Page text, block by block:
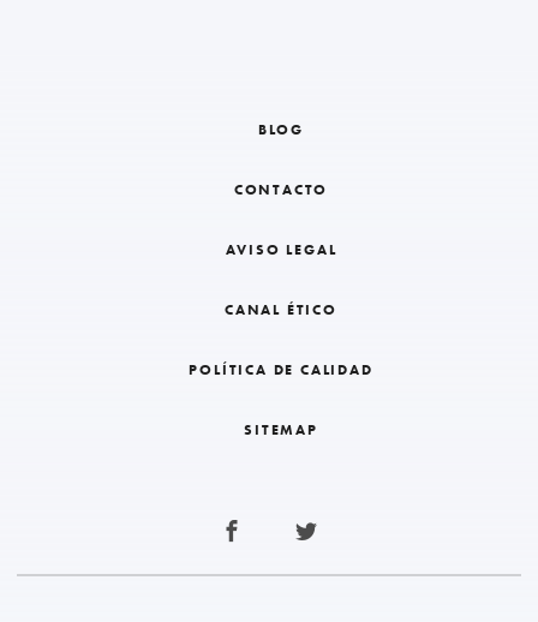
BLOG
CONTACTO
AVISO LEGAL
CANAL ÉTICO
POLÍTICA DE CALIDAD
SITEMAP